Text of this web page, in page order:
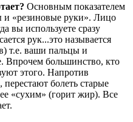
Основным показателем
и «резиновые руки». Лицо
вы используете сразу
рук...это называется
т.е. ваши пальцы и
Впрочем большинство, кто
этого. Напротив
болеть старые
«сухим» (горит жир). Все